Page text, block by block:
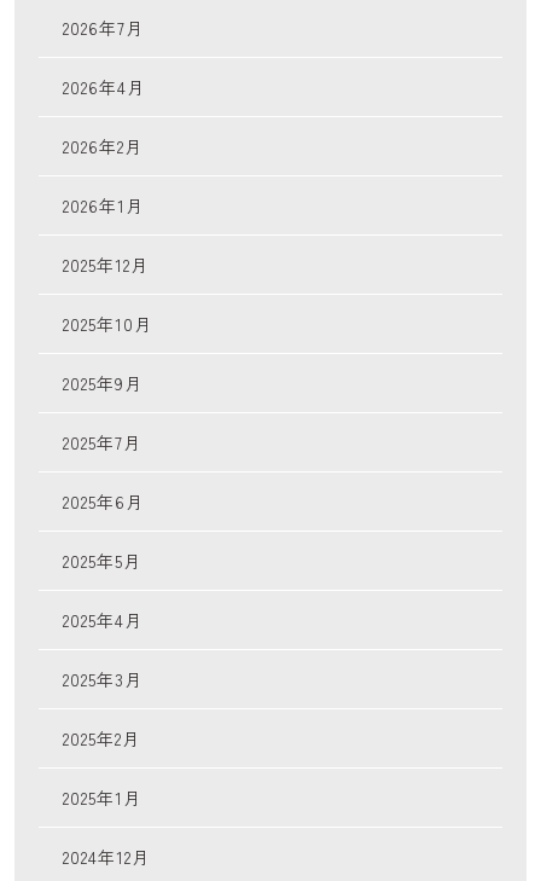
2026年7月
2026年4月
2026年2月
2026年1月
2025年12月
2025年10月
2025年9月
2025年7月
2025年6月
2025年5月
2025年4月
2025年3月
2025年2月
2025年1月
2024年12月